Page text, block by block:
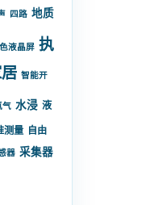
四路 地质
液晶屏 执
智能开
气 水浸 液
测量 自由
器 采集器